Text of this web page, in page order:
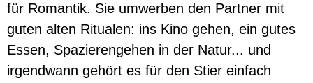
für Romantik. Sie umwerben den Partner mit
guten alten Ritualen: ins Kino gehen, ein gutes
Essen, Spazierengehen in der Natur... und
irgendwann gehört es für den Stier einfach